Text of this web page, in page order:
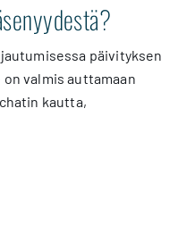
päivityksen
valmis auttamaan
kautta,